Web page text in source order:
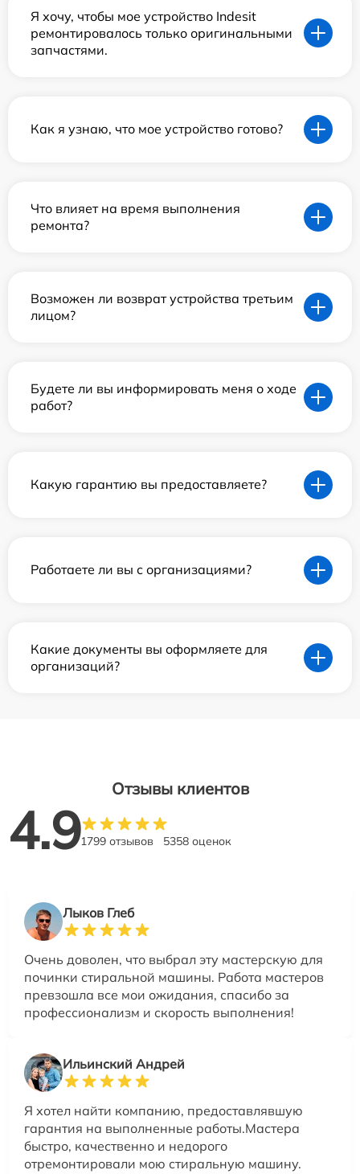
Я хочу, чтобы мое устройство Indesit
ремонтировалось только оригинальными
запчастями.
Как я узнаю, что мое устройство готово?
Что влияет на время выполнения
ремонта?
Возможен ли возврат устройства третьим
лицом?
Будете ли вы информировать меня о ходе
работ?
Какую гарантию вы предоставляете?
Работаете ли вы с организациями?
Какие документы вы оформляете для
организаций?
Отзывы клиентов
4.91799 отзывов 5358 оценок
Лыков Глеб
Очень доволен, что выбрал эту мастерскую для
починки стиральной машины. Работа мастеров
превзошла все мои ожидания, спасибо за
профессионализм и скорость выполнения!
Ильинский Андрей
Я хотел найти компанию, предоставлявшую
гарантия на выполненные работы.Мастера
быстро, качественно и недорого
отремонтировали мою стиральную машину.